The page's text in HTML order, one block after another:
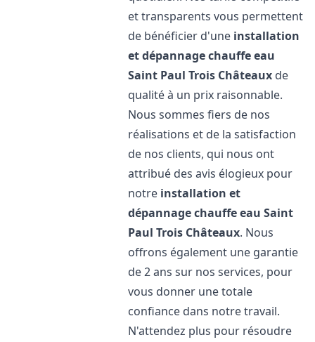
et transparents vous permettent
de bénéficier d'une installation
et dépannage chauffe eau
Saint Paul Trois Châteaux de
qualité à un prix raisonnable.
Nous sommes fiers de nos
réalisations et de la satisfaction
de nos clients, qui nous ont
attribué des avis élogieux pour
notre installation et
dépannage chauffe eau Saint
Paul Trois Châteaux. Nous
offrons également une garantie
de 2 ans sur nos services, pour
vous donner une totale
confiance dans notre travail.
N'attendez plus pour résoudre